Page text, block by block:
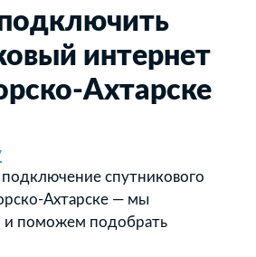
интернет
Ахтарске
подключение спутникового
Ахтарске — мы
и поможем подобрать